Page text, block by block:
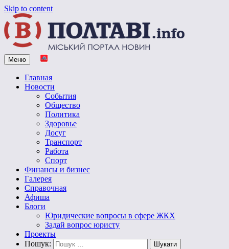
Skip to content
Vpoltave.info
Полтавский портал новостей
Меню
Главная
Новости
События
Общество
Политика
Здоровье
Досуг
Транспорт
Работа
Спорт
Финансы и бизнес
Галерея
Справочная
Афиша
Блоги
Юридические вопросы в сфере ЖКХ
Задай вопрос юристу
Проекты
Пошук: